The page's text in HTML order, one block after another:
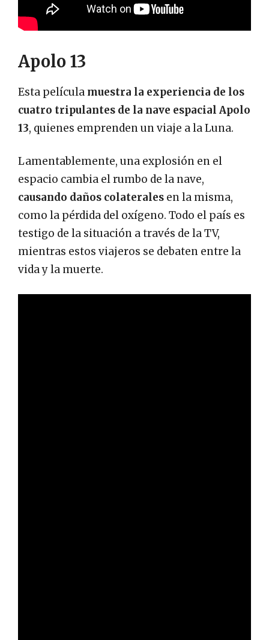
Apolo 13
Esta película muestra la experiencia de los
cuatro tripulantes de la nave espacial Apolo
13, quienes emprenden un viaje a la Luna.
Lamentablemente, una explosión en el
espacio cambia el rumbo de la nave,
causando daños colaterales en la misma,
como la pérdida del oxígeno. Todo el país es
testigo de la situación a través de la TV,
mientras estos viajeros se debaten entre la
vida y la muerte.